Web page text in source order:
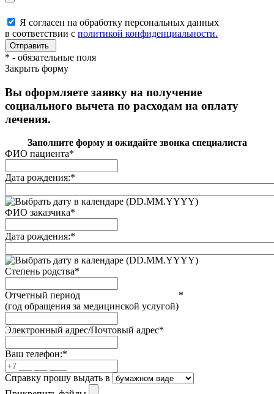
Я согласен на обработку персональных данных
в соответствии с политикой конфиденциальности.
* - обязательные поля
Закрыть форму
Вы оформляете заявку на получение
социального вычета по расходам на оплату
лечения.
Заполните форму и ожидайте звонка специалиста
ФИО пациента*
Дата рождения:*
(DD.MM.YYYY)
ФИО заказчика*
Дата рождения:*
(DD.MM.YYYY)
Степень родства*
Отчетный период
(год обращения за медицинской услугой)
*
Электронный адрес/Почтовый адрес*
Ваш телефон:*
Справку прошу выдать в